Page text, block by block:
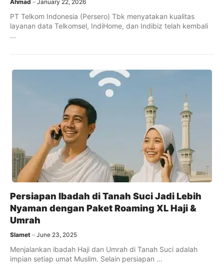
Ahmad January 22, 2026
PT Telkom Indonesia (Persero) Tbk menyatakan kualitas
layanan data Telkomsel, IndiHome, dan Indibiz telah kembali
...
Persiapan Ibadah di Tanah Suci Jadi Lebih
Nyaman dengan Paket Roaming XL Haji &
Umrah
Slamet June 23, 2025
Menjalankan ibadah Haji dan Umrah di Tanah Suci adalah
impian setiap umat Muslim. Selain persiapan ...